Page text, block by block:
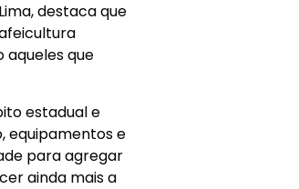
destaca que
que
estadual e
equipamentos e
para agregar
ainda mais a